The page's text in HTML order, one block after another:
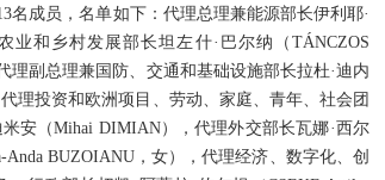
名成员，名单如下：代理总理兼能源部长伊利耶·
业和乡村发展部长坦左什·巴尔纳（TÁNCZOS
理副总理兼国防、交通和基础设施部长拉杜·迪内
理投资和欧洲项目、劳动、家庭、青年、社会团
安（Mihai DIMIAN），代理外交部长瓦娜·西尔
BUZOIANU，女），代理经济、数字化、创